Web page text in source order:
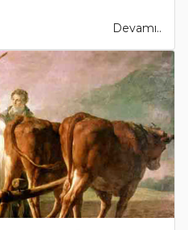
Devamı..